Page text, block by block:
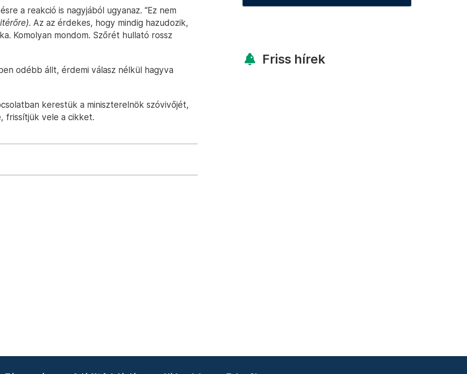
a reakció is nagyjából ugyanaz. “Ez nem
. Az az érdekes, hogy mindig hazudozik,
Komolyan mondom. Szőrét hullató rossz
odébb állt, érdemi válasz nélkül hagyva
kerestük a miniszterelnök szóvivőjét,
frissítjük vele a cikket.
Friss hírek